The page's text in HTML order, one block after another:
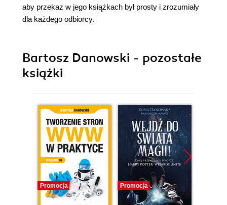
aby przekaz w jego książkach był prosty i zrozumiały
dla każdego odbiorcy.
Bartosz Danowski - pozostałe
książki
Promocja Promocja